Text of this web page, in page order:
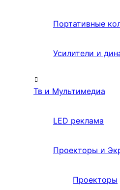
Портативные
Усилители и
Тв и Мультимедиа
LED реклама
Проекторы и
Проекторы